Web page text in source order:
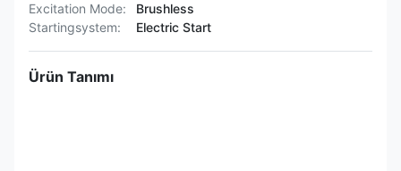
Excitation Mode:
Brushless
Startingsystem:
Electric Start
Ürün Tanımı